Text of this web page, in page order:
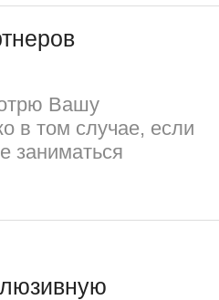
Вашу
в том случае, если
заниматься